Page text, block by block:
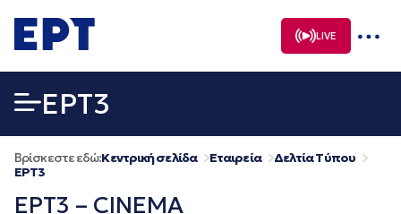
σε
περιεχόμενο
LIVE
EΡΤ3
Βρίσκεστε εδώ:Κεντρική σελίδα Εταιρεία
Δελτία Τύπου
EΡΤ3
ΕΡΤ3 – CINEMA